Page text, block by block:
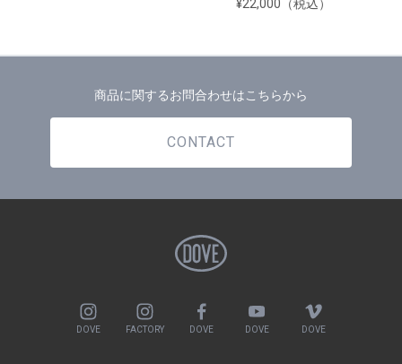
¥22,000（税込）
商品に関するお問合わせはこちらから
CONTACT
DOVE FACTORY DOVE DOVE DOVE